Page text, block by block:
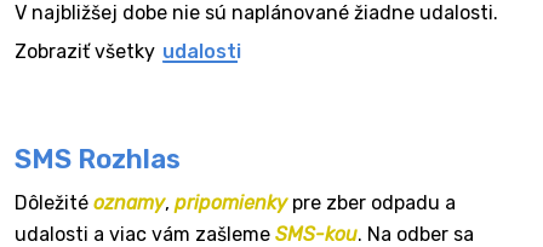
V najbližšej dobe nie sú naplánované žiadne udalosti.
Zobraziť všetky udalosti
SMS Rozhlas
Dôležité oznamy, pripomienkypre zber odpadu a
udalosti a viac vám zašleme SMS-kou. Na odber sa